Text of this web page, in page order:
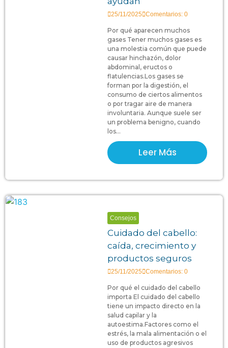
25/11/2025 Comentarios: 0
Por qué aparecen muchos
gases Tener muchos gases es
una molestia común que puede
causar hinchazón, dolor
abdominal, eructos o
flatulencias.Los gases se
forman por la digestión, el
consumo de ciertos alimentos
o por tragar aire de manera
involuntaria. Aunque suele ser
un problema benigno, cuando
los...
Leer Más
Consejos
Cuidado del cabello:
caída, crecimiento y
productos seguros
25/11/2025 Comentarios: 0
Por qué el cuidado del cabello
importa El cuidado del cabello
tiene un impacto directo en la
salud capilar y la
autoestima.Factores como el
estrés, la mala alimentación o el
uso de productos agresivos